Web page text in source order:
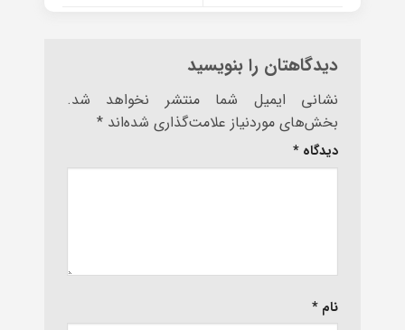
دیدگاهتان را بنویسید
نشانی ایمیل شما منتشر نخواهد شد.
بخش‌های موردنیاز علامت‌گذاری شده‌اند *
دیدگاه *
نام *